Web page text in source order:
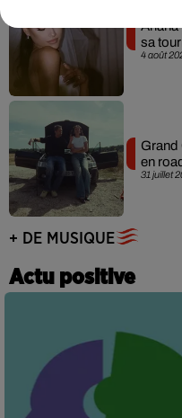
4 août
Ariana
sa
31 juillet
Grand
en
+ DE MUSIQUE
Actu positive